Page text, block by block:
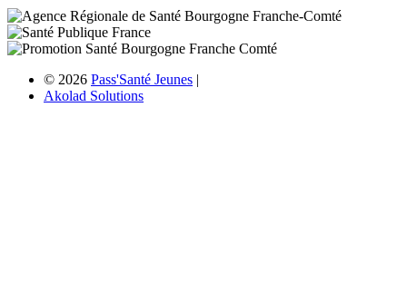
© 2026 Pass'Santé Jeunes |
Akolad Solutions